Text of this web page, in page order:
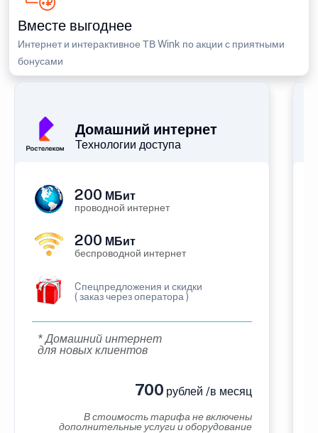
Вместе выгоднее
Интернет и интерактивное ТВ Wink по акции с приятными
бонусами
Домашний интернет
Технологии доступа
200 МБит
проводной интернет
200 МБит
беспроводной интернет
Cпецпредложения и скидки
( заказ через оператора )
* Домашний интернет
для новых клиентов
700 рублей /в месяц
В стоимость тарифа не включены
дополнительные услуги и оборудование